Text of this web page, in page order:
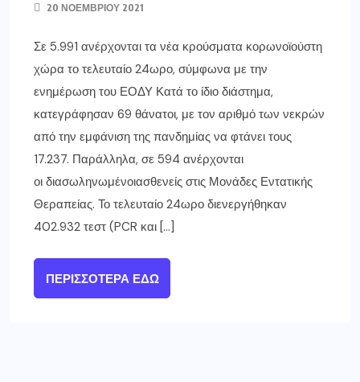
20 ΝΟΕΜΒΡΊΟΥ 2021
Σε 5.991 ανέρχονται τα νέα κρούσματα κορωνοϊούστη
χώρα το τελευταίο 24ωρο, σύμφωνα με την
ενημέρωση του ΕΟΔΥ Κατά το ίδιο διάστημα,
κατεγράφησαν 69 θάνατοι, με τον αριθμό των νεκρών
από την εμφάνιση της πανδημίας να φτάνει τους
17.237. Παράλληλα, σε 594 ανέρχονται
οι διασωληνωμένοιασθενείς στις Μονάδες Εντατικής
Θεραπείας. Το τελευταίο 24ωρο διενεργήθηκαν
402.932 τεστ (PCR και […]
ΠΕΡΙΣΣΌΤΕΡΑ ΕΔΏ